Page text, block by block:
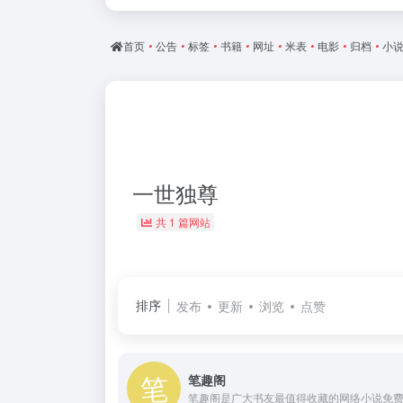
首页 • 公告 • 标签 • 书籍 • 网址 • 米表 • 电影 • 归档 • 小说
一世独尊
共 1 篇网站
排序 发布 更新 浏览 点赞
笔趣阁